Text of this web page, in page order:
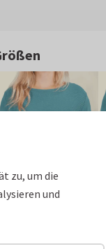
10 x 15 cm
zu, um die
und